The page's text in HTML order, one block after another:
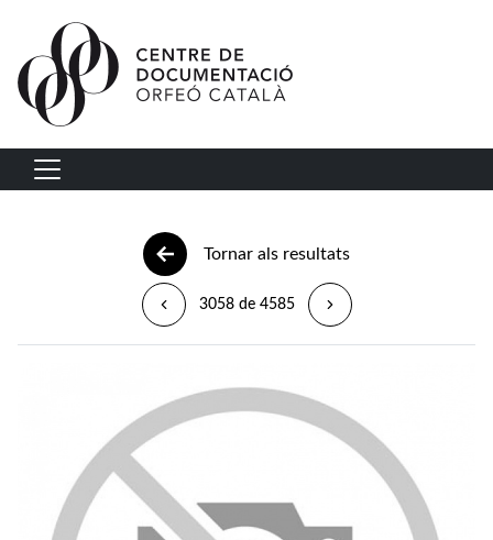
Vés al contingut
Navegació principal
Tornar als resultats
3058 de 4585